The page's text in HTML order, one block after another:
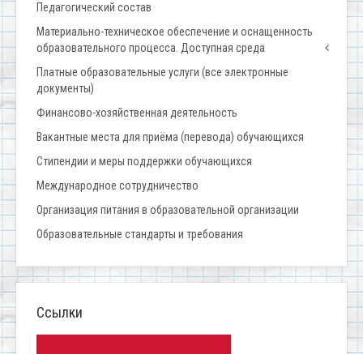
Педагогический состав
Материально-техническое обеспечение и оснащенность
образовательного процесса. Доступная среда
Платные образовательные услуги (все электронные
документы)
Финансово-хозяйственная деятельность
Вакантные места для приёма (перевода) обучающихся
Стипендии и меры поддержки обучающихся
Международное сотрудничество
Организация питания в образовательной организации
Образовательные стандарты и требования
Ссылки